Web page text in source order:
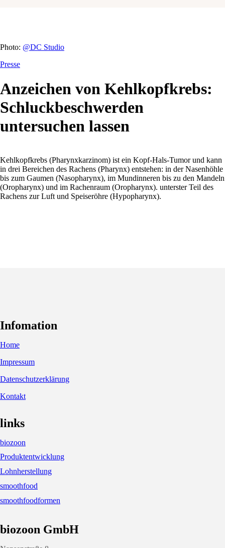
Photo: @DC Studio
Presse
Anzeichen von Kehlkopfkrebs:
Schluckbeschwerden
untersuchen lassen
Kehlkopfkrebs (Pharynxkarzinom) ist ein Kopf-Hals-Tumor und kann
in drei Bereichen des Rachens (Pharynx) entstehen: in der Nasenhöhle
bis zum Gaumen (Nasopharynx), im Mundinneren bis zu den Mandeln
(Oropharynx) und im Rachenraum (Oropharynx). unterster Teil des
Rachens zur Luft und Speiseröhre (Hypopharynx).
Infomation
Home
Impressum
Datenschutzerklärung
Kontakt
links
biozoon
Produktentwicklung
Lohnherstellung
smoothfood
smoothfoodformen
biozoon GmbH